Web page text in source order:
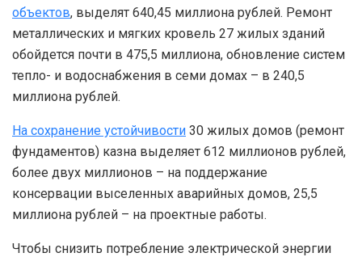
объектов, выделят 640,45 миллиона рублей. Ремонт
металлических и мягких кровель 27 жилых зданий
обойдется почти в 475,5 миллиона, обновление систем
тепло- и водоснабжения в семи домах – в 240,5
миллиона рублей.
На сохранение устойчивости 30 жилых домов (ремонт
фундаментов) казна выделяет 612 миллионов рублей,
более двух миллионов – на поддержание
консервации выселенных аварийных домов, 25,5
миллиона рублей – на проектные работы.
Чтобы снизить потребление электрической энергии